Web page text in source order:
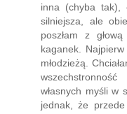
inna (chyba
silniejsza, ale
poszłam z
kaganek.
młodzieżą.
własnych myśli w
jednak, że